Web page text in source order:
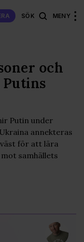
SÖK MENY
och
Putin under
annekteras
väst för att lära
samhällets